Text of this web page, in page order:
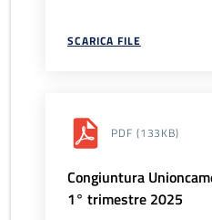
SCARICA FILE
PDF (133KB)
Congiuntura
1° trimestre 2025